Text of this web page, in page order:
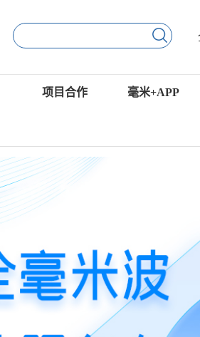
项目合作 毫米+APP